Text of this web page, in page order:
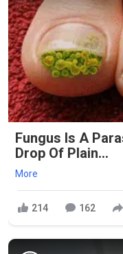
Fungus Is A
Drop Of Plain...
More
214 162